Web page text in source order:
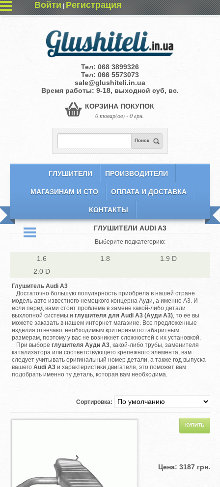
Войти|Регистрация
Тел: 068 3899326
Тел: 066 5573073
sale@glushiteli.in.ua
Время работы: 9-18, выходной суб, вс.
КОРЗИНА ПОКУПОК
0 товар(ов) - 0 грн.
Поиск
ГЛУШИТЕЛИ ПРОИЗВОДИТЕЛИ
МАГАЗИНАМ И СТО ОПЛАТА И ДОСТАВКА
КОНТАКТЫ
ГЛУШИТЕЛИ AUDI A3
Выберите подкатегорию:
1.6 1.8
1.9 D
2.0 D
Глушитель Audi A3
Достаточно большую популярность приобрела в нашей стране
модель авто известного немецкого концерна Ауди, а именно А3. И
если перед вами стоит проблема в замене какой-либо детали
выхлопной системы иглушителя для Audi А3 (Ауди А3), то ее вы
можете заказать в нашем интернет магазине. Все предложенные
изделия отвечают необходимым критериям по габаритным
размерам, поэтому у вас не возникнет сложностей с их установкой.
При выбореглушителя Ауди А3, какой-либо трубы, заменителя
катализатора или соответствующего крепежного элемента, вам
следует учитывать оригинальный номер детали, а также год выпуска
вашегоAudi А3 и характеристики двигателя, это поможет вам
подобрать именно ту деталь, которая вам необходима.
Сортировка:
Цена: 3187 грн.